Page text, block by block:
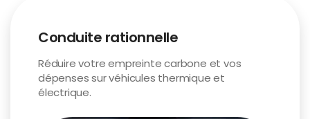
Conduite rationnelle
Réduire votre empreinte carbone et vos
dépenses sur véhicules thermique et
électrique.